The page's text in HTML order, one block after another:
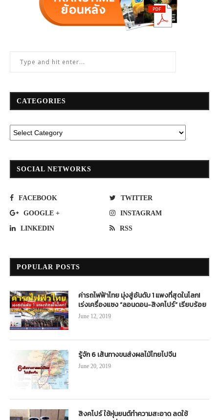
CATEGORIES
SOCIAL NETWORKS
FACEBOOK TWITTER
GOOGLE + INSTAGRAM
LINKEDIN RSS
POPULAR POSTS
ค่ารถไฟฟ้าไทย มุ่งสู่อันดับ 1 แพงที่สุดในโลก!
เร่งเครื่องแซง “ลอนดอน-สิงคโปร์” เรียบร้อย
June 12, 2019
รู้จัก 6 เส้นทางขนส่งผลไม้ไทยไปจีน
June 20, 2019
สิงคโปร์ ใช้หุ่นยนต์ทำความสะอาด ลดใช้